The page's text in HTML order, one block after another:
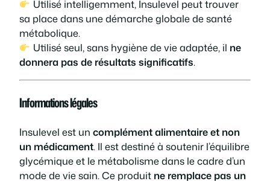
Utilisé intelligemment, Insulevel peut trouver
sa place dans une démarche globale de santé
métabolique.
Utilisé seul, sans hygiène de vie adaptée, il ne
donnera pas de résultats significatifs.
Informations légales
Insulevel est un complément alimentaire et non
un médicament. Il est destiné à soutenir l’équilibre
glycémique et le métabolisme dans le cadre d’un
mode de vie sain. Ce produit ne remplace pas un